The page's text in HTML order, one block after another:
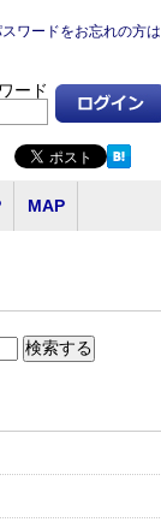
ワードをお忘れの方は
ード
MAP